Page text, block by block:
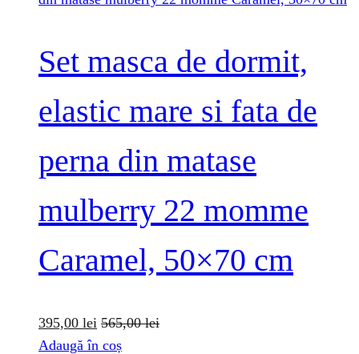
Set masca de dormit,
elastic mare si fata de
perna din matase
mulberry 22 momme
Caramel, 50×70 cm
395,00 lei 565,00lei
Adaugă în coș